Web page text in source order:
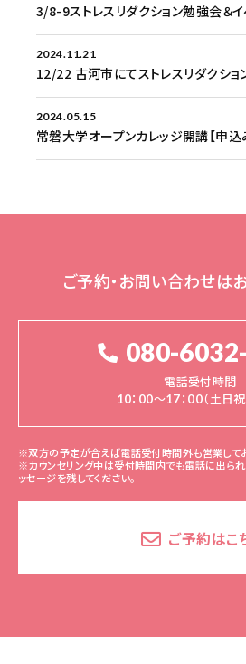
3/8-9ストレスリダクション勉強会＆
2024.11.21
12/22 古河市にてストレスリダクシ
2024.05.15
常磐大学オープンカレッジ開講【申込
ご予約・お問い合わせは
080-
電話受付時間
10：00～17：00（土日祝
※双方の予定が合えば電話受付時間外も営業してお
※カウンセリング中は受付時間内でも電話に出られ
ッセージを残してください。
ご予約はこ